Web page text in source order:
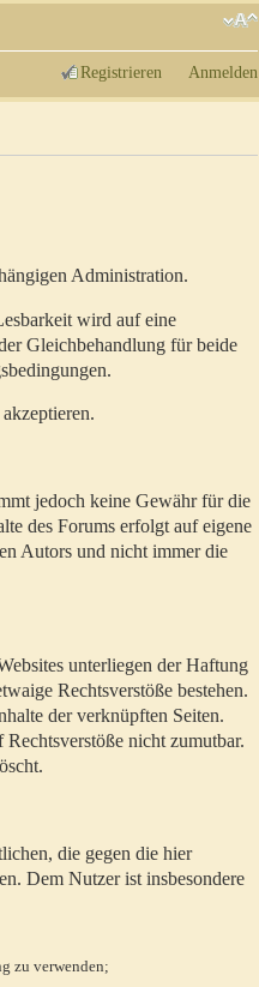
Registrieren Anmelden
Administration.
wird auf eine
Gleichbehandlung für beide
jedoch keine Gewähr für die
des Forums erfolgt auf eigene
Autors und nicht immer die
unterliegen der Haftung
Rechtsverstöße bestehen.
der verknüpften Seiten.
nicht zumutbar.
die gegen die hier
Dem Nutzer ist insbesondere
zu verwenden;